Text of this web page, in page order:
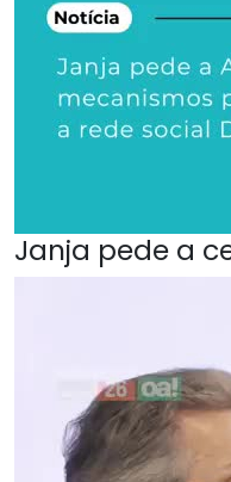
Janja pede a